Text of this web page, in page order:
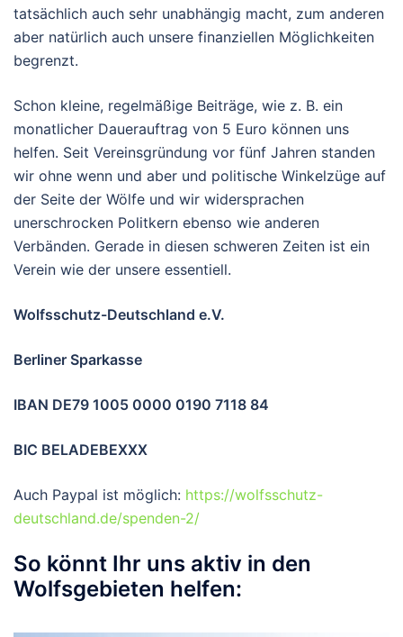
tatsächlich auch sehr unabhängig macht, zum anderen
aber natürlich auch unsere finanziellen Möglichkeiten
begrenzt.
Schon kleine, regelmäßige Beiträge, wie z. B. ein
monatlicher Dauerauftrag von 5 Euro können uns
helfen. Seit Vereinsgründung vor fünf Jahren standen
wir ohne wenn und aber und politische Winkelzüge auf
der Seite der Wölfe und wir widersprachen
unerschrocken Politkern ebenso wie anderen
Verbänden. Gerade in diesen schweren Zeiten ist ein
Verein wie der unsere essentiell.
Wolfsschutz-Deutschland e.V.
Berliner Sparkasse
IBAN DE79 1005 0000 0190 7118 84
BIC BELADEBEXXX
Auch Paypal ist möglich: https://wolfsschutz-
deutschland.de/spenden-2/
So könnt Ihr uns aktiv in den
Wolfsgebieten helfen: